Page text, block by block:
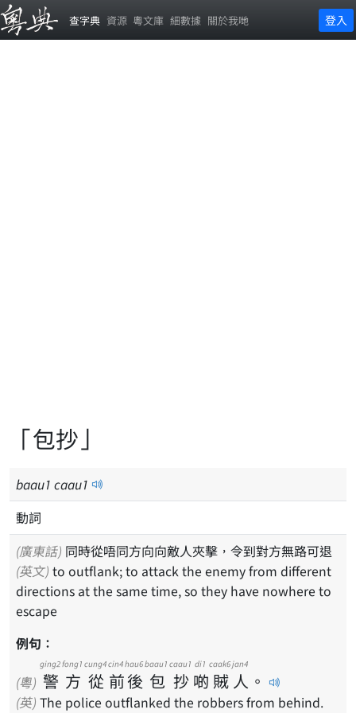
查字典 資源 粵文庫 細數據 關於我哋 登入
「包抄」
baau1 caau1
動詞
(廣東話) 同時從唔同方向向敵人夾擊，令到對方無路可退
(英文)
directions at the same time, so they have nowhere to
escape
例句：
(粵) 警
ging2
方
fong1
從
cung4
前
cin4
後
hau6
包
baau1
抄
caau1
啲
di1
賊
caak6
人
jan4
。
(英) The police outflanked the robbers from behind.